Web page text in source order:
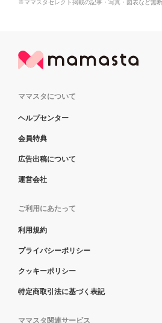
※ママスタセレクト掲載の記事・写真・図表など無断
ママスタについて
ヘルプセンター
会員特典
広告出稿について
運営会社
ご利用にあたって
利用規約
プライバシーポリシー
クッキーポリシー
特定商取引法に基づく表記
ママスタ関連サービス